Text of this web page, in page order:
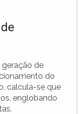
de
do
calcula-se que
englobando